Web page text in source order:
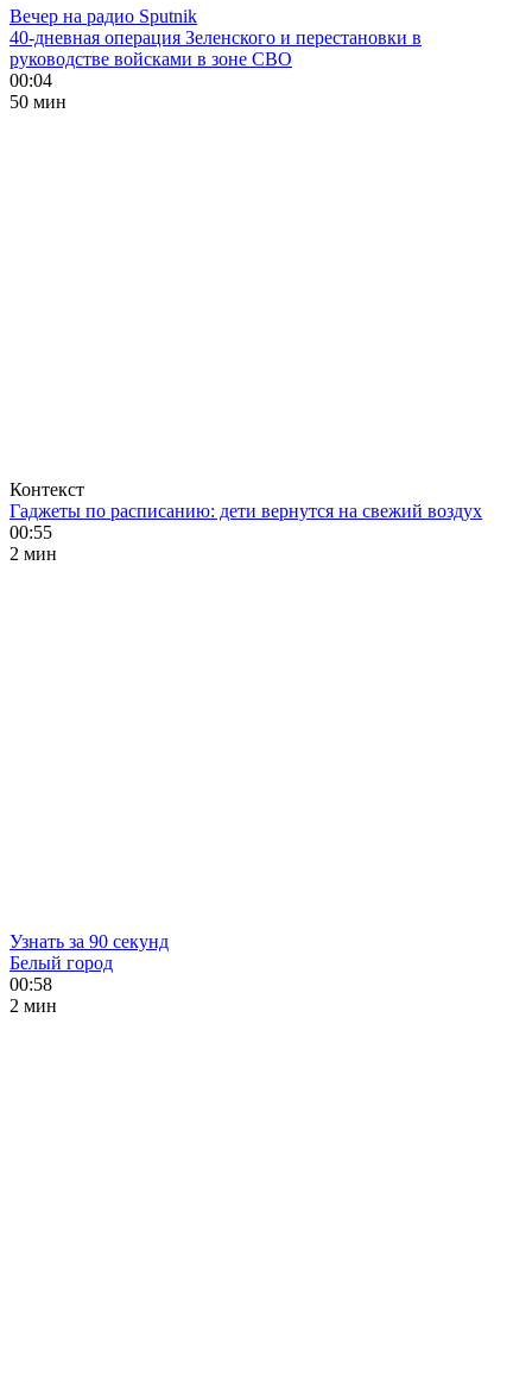
Вечер на радио Sputnik
40-дневная операция Зеленского и перестановки в
руководстве войсками в зоне СВО
00:04
50 мин
Контекст
Гаджеты по расписанию: дети вернутся на свежий воздух
00:55
2 мин
Узнать за 90 секунд
Белый город
00:58
2 мин